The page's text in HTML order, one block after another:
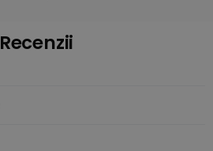
Recenzii